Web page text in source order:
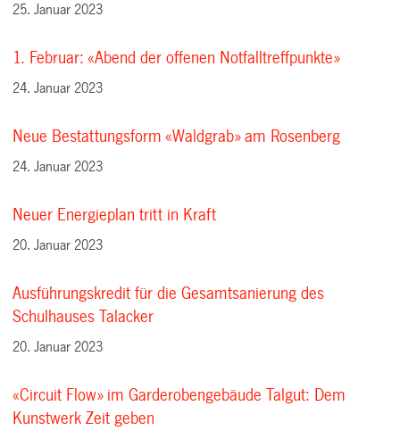
25. Januar 2023
1. Februar: «Abend der offenen Notfalltreffpunkte»
24. Januar 2023
Neue Bestattungsform «Waldgrab» am Rosenberg
24. Januar 2023
Neuer Energieplan tritt in Kraft
20. Januar 2023
Ausführungskredit für die Gesamtsanierung des
Schulhauses Talacker
20. Januar 2023
«Circuit Flow» im Garderobengebäude Talgut: Dem
Kunstwerk Zeit geben